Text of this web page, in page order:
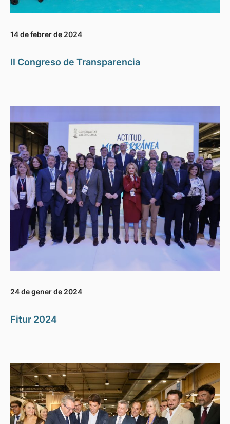
14 de febrer de 2024
II Congreso de Transparencia
24 de gener de 2024
Fitur 2024